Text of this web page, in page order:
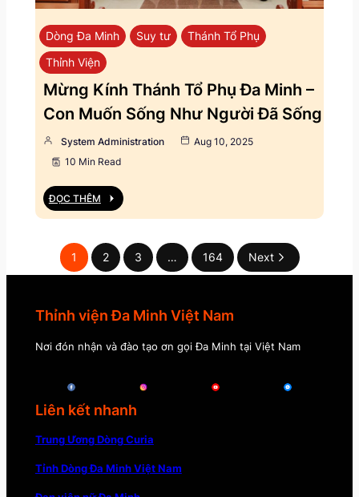
Dòng Đa Minh Suy tư
Thánh Tổ Phụ
Thỉnh Viện
Mừng Kính Thánh Tổ Phụ Đa Minh –
Con Muốn Sống Như Người Đã Sống
System Administration
Aug 10, 2025
10 Min Read
ĐỌC THÊM
1 2 3 … 164 Next
Thỉnh viện Đa Minh Việt Nam
Nơi đón nhận và đào tạo ơn gọi Đa Minh tại Việt Nam
Liên kết nhanh
Trung Ương Dòng Curia
Tỉnh Dòng Đa Minh Việt Nam